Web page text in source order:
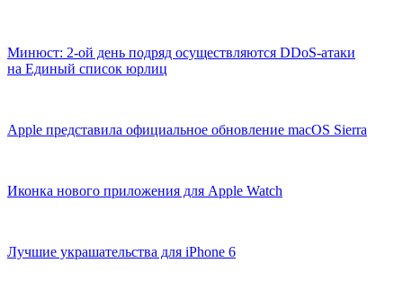
Минюст: 2-ой день подряд осуществляются DDоS-атаки
на Единый список юрлиц
Apple представила официальное обновление macOS Sierra
Иконка нового приложения для Apple Watch
Лучшие украшательства для iPhone 6